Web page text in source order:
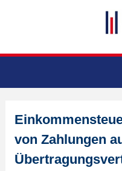
von Zahlungen